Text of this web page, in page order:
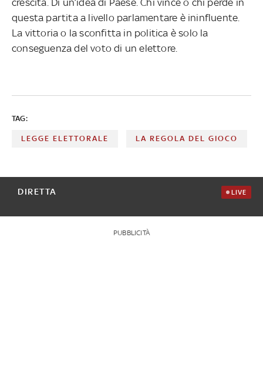
questa partita a livello parlamentare è ininfluente.
La vittoria o la sconfitta in politica è solo la
conseguenza del voto di un elettore.
TAG:
LEGGE ELETTORALE LA REGOLA DEL GIOCO
DIRETTA LIVE
PUBBLICITÀ